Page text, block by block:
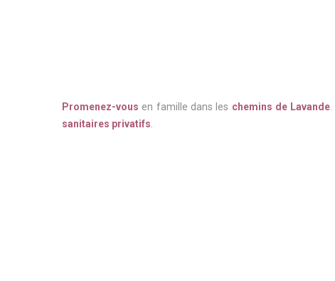
Tournesol
Promenez-vous en famille dans les chemins de Lavande
sanitaires privatifs